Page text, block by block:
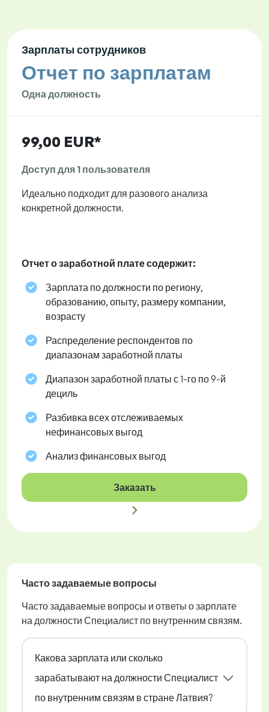
Зарплаты сотрудников
Отчет по зарплатам
Одна должность
99,00 EUR*
Доступ для 1 пользователя
Идеально подходит для разового анализа
конкретной должности.
Отчет о заработной плате содержит:
Зарплата по должности по региону,
образованию, опыту, размеру компании,
возрасту
Распределение респондентов по
диапазонам заработной платы
Диапазон заработной платы с 1-го по 9-й
дециль
Разбивка всех отслеживаемых
нефинансовых выгод
Анализ финансовых выгод
Заказать
Часто задаваемые вопросы
Часто задаваемые вопросы и ответы о зарплате
на должности Специалист по внутренним связям.
Какова зарплата или сколько
зарабатывают на должности Специалист
по внутренним связям в стране Латвия?